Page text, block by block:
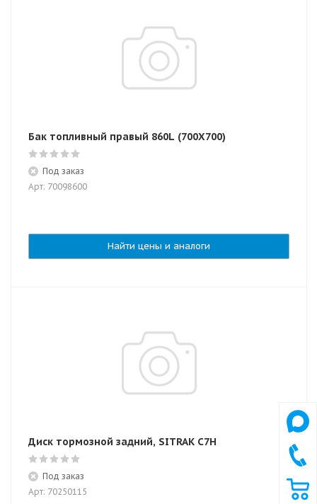
Бак топливный правый 860L (700X700)
Под заказ
Арт: 70098600
Найти цены и аналоги
Диск тормозной задний, SITRAK C7H
Под заказ
Арт: 70250115